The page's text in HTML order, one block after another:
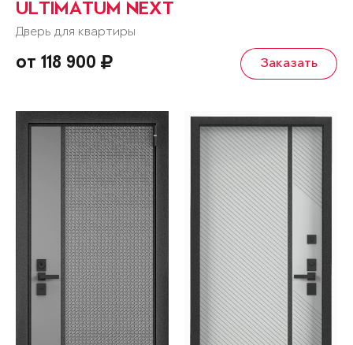
ULTIMATUM NEXT
Дверь для квартиры
от 118 900 Заказать